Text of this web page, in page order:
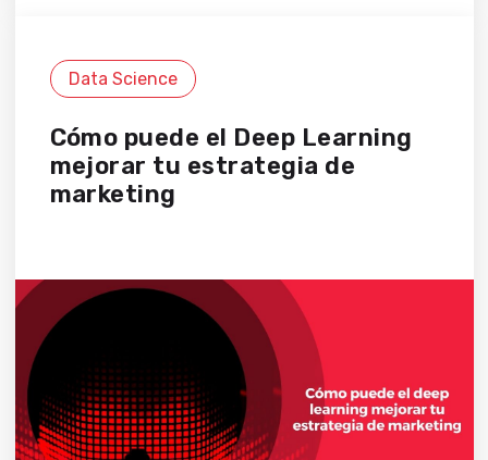
Data Science
Cómo puede el Deep Learning
mejorar tu estrategia de
marketing